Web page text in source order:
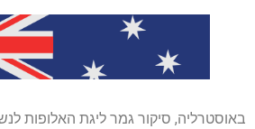
באוסטרליה, סיקור גמר ליגת האלופות